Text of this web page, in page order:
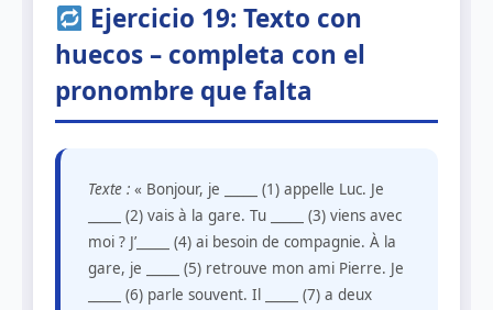
Ejercicio 19: Texto con
huecos – completa con el
pronombre que falta
Texte : « Bonjour, je _____ (1) appelle Luc. Je
_____ (2) vais à la gare. Tu _____ (3) viens avec
moi ? J’_____ (4) ai besoin de compagnie. À la
gare, je _____ (5) retrouve mon ami Pierre. Je
_____ (6) parle souvent. Il _____ (7) a deux